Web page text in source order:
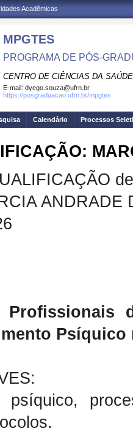
Acadêmicas
MPGTES
PROGRAMA DE PÓS-
CENTRO DE CIÊNCIAS DA SAÚDE
E-mail: dyego.souza@ufrn.br
https://posgraduacao.ufrn.br/mpgtes
Calendário Processos
ANDRADE
Psíquico
psíquico,